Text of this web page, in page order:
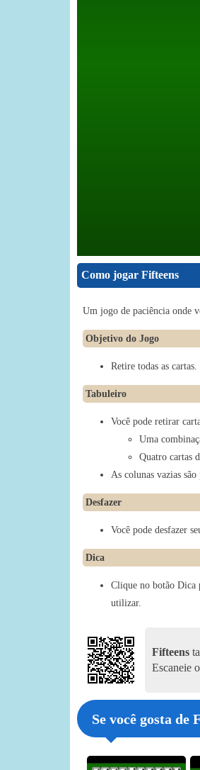
Como jogar Fifteens
Um jogo de paciência onde
Objetivo do Jogo
Retire todas as cartas.
Tabuleiro
Você pode retirar
Uma
Quatro cartas
As colunas vazias
Desfazer
Você pode desfazer
Dica
Clique no botão Dica
utilizar.
Fifteens
Escaneie
Se você gosta de